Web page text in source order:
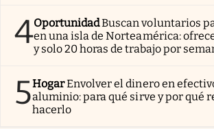
4OportunidadBuscan voluntarios
en una isla de Norteamérica:
y solo 20 horas de trabajo por
5HogarEnvolver el dinero en
aluminio: para qué sirve y por qué
hacerlo